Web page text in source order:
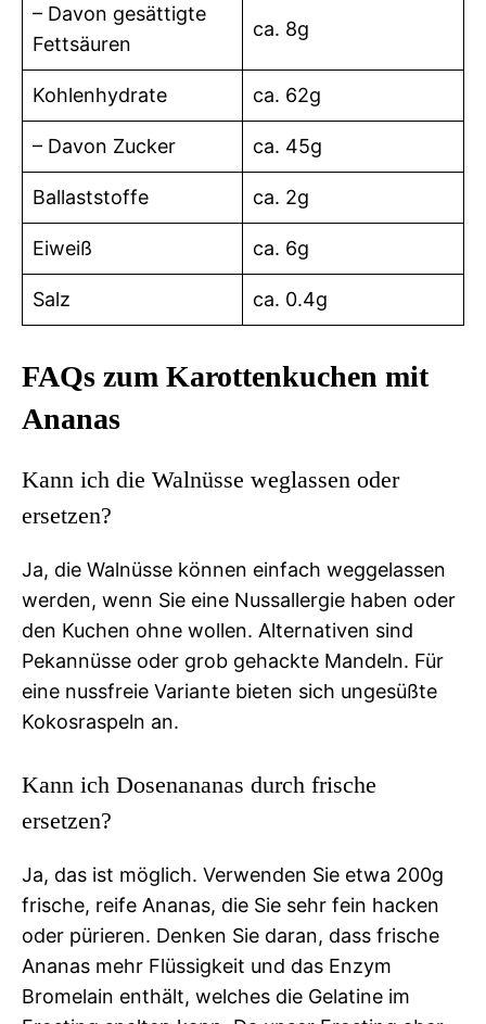
– Davon gesättigte
Fettsäuren
ca. 8g
Kohlenhydrate ca. 62g
– Davon Zucker ca. 45g
Ballaststoffe ca. 2g
Eiweiß ca. 6g
Salz ca. 0.4g
FAQs zum Karottenkuchen mit
Ananas
Kann ich die Walnüsse weglassen oder
ersetzen?
Ja, die Walnüsse können einfach weggelassen
werden, wenn Sie eine Nussallergie haben oder
den Kuchen ohne wollen. Alternativen sind
Pekannüsse oder grob gehackte Mandeln. Für
eine nussfreie Variante bieten sich ungesüßte
Kokosraspeln an.
Kann ich Dosenananas durch frische
ersetzen?
Ja, das ist möglich. Verwenden Sie etwa 200g
frische, reife Ananas, die Sie sehr fein hacken
oder pürieren. Denken Sie daran, dass frische
Ananas mehr Flüssigkeit und das Enzym
Bromelain enthält, welches die Gelatine im